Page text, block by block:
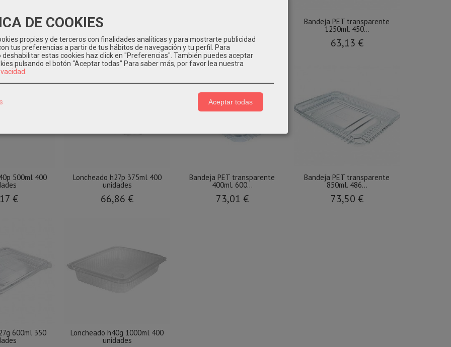
400ml 400
€
Bandeja PET transparente
350ml. 900...
59,92 € 62,79 €
Bandeja PET transparente
1250ml. 450...
63,13 €
500ml 400
€
Loncheado h27p 375ml 400
unidades
66,86 €
Bandeja PET transparente
400ml. 600...
73,01 €
Bandeja PET transparente
850ml. 486...
73,50 €
600ml 350 Loncheado h40g 1000ml 400
unidades
DE COOKIES
propias y de terceros con finalidades analíticas y para mostrarte publicidad
tus preferencias a partir de tus hábitos de navegación y tu perfil. Para
estas cookies haz click en "Preferencias". También puedes aceptar
pulsando el botón “Aceptar todas” Para saber más, por favor lea nuestra
.
Aceptar todas